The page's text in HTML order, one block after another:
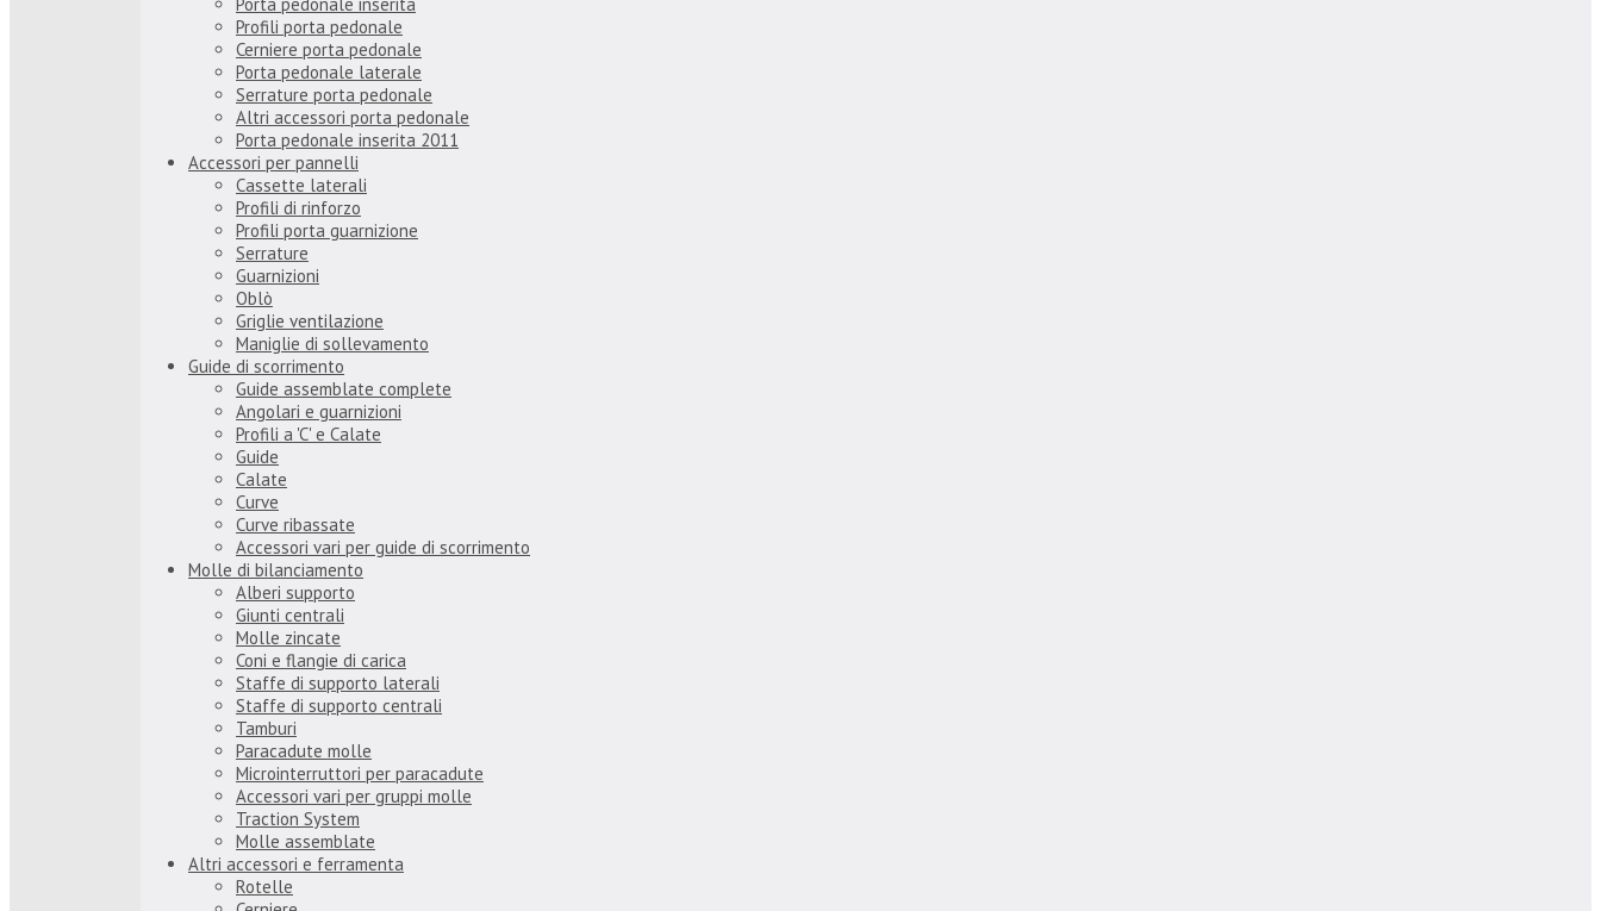
Profili porta pedonale
Cerniere porta pedonale
Porta pedonale laterale
Serrature porta pedonale
Altri accessori porta pedonale
Porta pedonale inserita 2011
Accessori per pannelli
Cassette laterali
Profili di rinforzo
Profili porta guarnizione
Serrature
Guarnizioni
Oblò
Griglie ventilazione
Maniglie di sollevamento
Guide di scorrimento
Guide assemblate complete
Angolari e guarnizioni
Profili a 'C' e Calate
Guide
Calate
Curve
Curve ribassate
Accessori vari per guide di scorrimento
Molle di bilanciamento
Alberi supporto
Giunti centrali
Molle zincate
Coni e flangie di carica
Staffe di supporto laterali
Staffe di supporto centrali
Tamburi
Paracadute molle
Microinterruttori per paracadute
Accessori vari per gruppi molle
Traction System
Molle assemblate
Altri accessori e ferramenta
Rotelle